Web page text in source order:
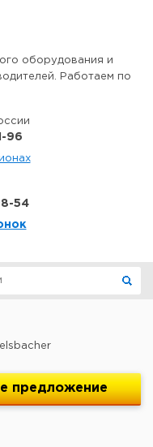
оборудования и
Работаем по
96
54
предложение